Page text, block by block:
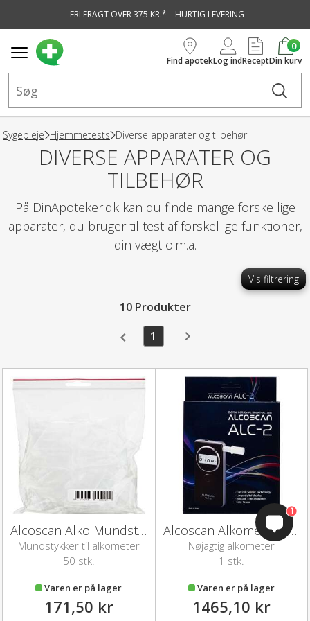
FRI FRAGT OVER 375 KR.* HURTIG LEVERING
Find apotekLog indRecept
0
Din kurv
Sygepleje Hjemmetests Diverse apparater og tilbehør
DIVERSE APPARATER OG
TILBEHØR
På DinApoteker.dk kan du finde mange forskellige
apparater, du bruger til test af forskellige funktioner,
din vægt o.m.a.
Vis filtrering
10 Produkter
1
Alcoscan Alko Mundstykke ALC-2
Mundstykker til alkometer
50 stk.
Varen er på lager
171,50 kr
Alcoscan Alkometer ALC-2
Nøjagtig alkometer
1 stk.
Varen er på lager
1465,10 kr
1